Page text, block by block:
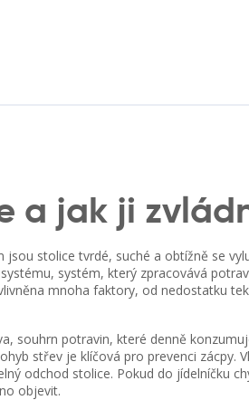
a jak ji
jsou stolice tvrdé, suché a obtížně se
, systém, který zpracovává
mnoha faktory, od nedostatku
, souhrn potravin, které denně
střev je klíčová pro prevenci zácpy.
odchod stolice. Pokud do jídelníčku
objevit.